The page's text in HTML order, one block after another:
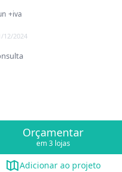
+iva
12/2024
Orçamentar
em 3 lojas
Adicionar ao projeto